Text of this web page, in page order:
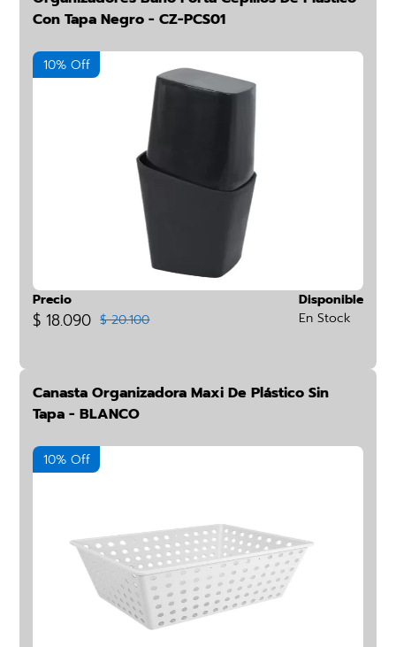
Con Tapa Negro - CZ-PCS01
10% Off
Precio
$ 18.090 $ 20.100
Disponible
En Stock
Canasta Organizadora Maxi De Plástico Sin
Tapa - BLANCO
10% Off